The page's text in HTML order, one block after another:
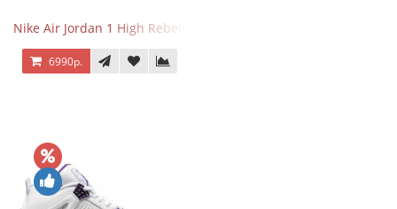
Nike Air Jordan 1 High Rebellionaire
6990р.